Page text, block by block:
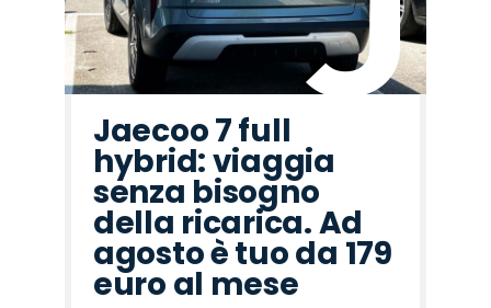
Jaecoo 7 full
hybrid: viaggia
senza bisogno
della ricarica. Ad
agosto è tuo da 179
euro al mese